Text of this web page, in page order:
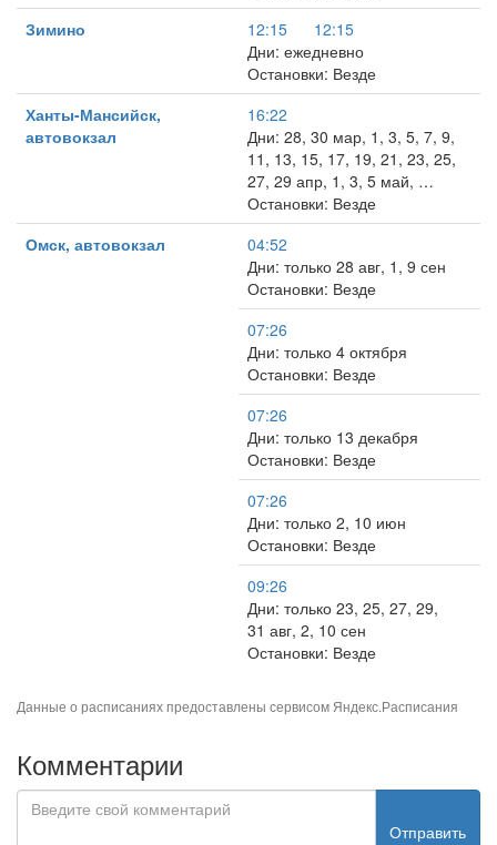
Зимино
12:15
12:15
Дни: ежедневно
Остановки: Везде
Ханты-Мансийск,
автовокзал
16:22
Дни: 28, 30 мар, 1, 3, 5, 7, 9,
11, 13, 15, 17, 19, 21, 23, 25,
27, 29 апр, 1, 3, 5 май, …
Остановки: Везде
Омск, автовокзал
04:52
Дни: только 28 авг, 1, 9 сен
Остановки: Везде
07:26
Дни: только 4 октября
Остановки: Везде
07:26
Дни: только 13 декабря
Остановки: Везде
07:26
Дни: только 2, 10 июн
Остановки: Везде
09:26
Дни: только 23, 25, 27, 29,
31 авг, 2, 10 сен
Остановки: Везде
Данные о расписаниях предоставлены сервисом Яндекс.Расписания
Комментарии
Отправить